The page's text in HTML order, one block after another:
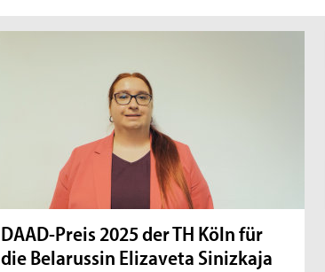
DAAD-Preis 2025 der TH Köln für
die Belarussin Elizaveta Sinizkaja